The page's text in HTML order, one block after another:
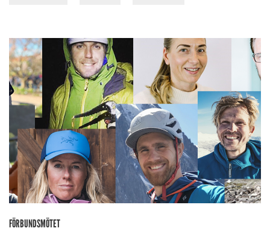
FÖRBUNDSMÖTET